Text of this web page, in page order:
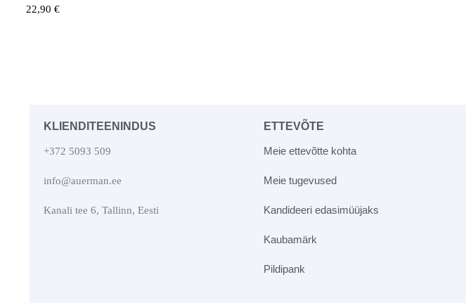
22,90 €
KLIENDITEENINDUS
+372 5093 509
info@auerman.ee
Kanali tee 6, Tallinn, Eesti
ETTEVÕTE
Meie ettevõtte kohta
Meie tugevused
Kandideeri edasimüüjaks
Kaubamärk
Pildipank